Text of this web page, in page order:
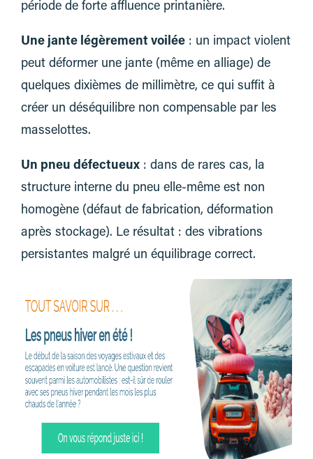
période de forte affluence printanière.
Une jante légèrement voilée : un impact violent
peut déformer une jante (même en alliage) de
quelques dixièmes de millimètre, ce qui suffit à
créer un déséquilibre non compensable par les
masselottes.
Un pneu défectueux : dans de rares cas, la
structure interne du pneu elle-même est non
homogène (défaut de fabrication, déformation
après stockage). Le résultat : des vibrations
persistantes malgré un équilibrage correct.